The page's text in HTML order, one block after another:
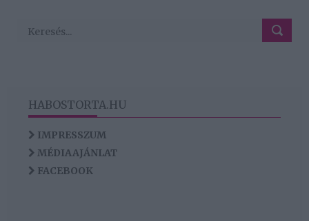
HABOSTORTA.HU
IMPRESSZUM
MÉDIAAJÁNLAT
FACEBOOK